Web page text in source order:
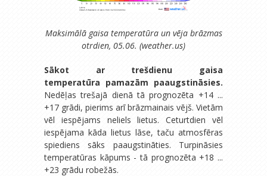
Maksimālā gaisa temperatūra un vēja brāzmas
otrdien, 05.06. (weather.us)
Sākot ar trešdienu gaisa
temperatūra pamazām paaugstināsies.
Nedēļas trešajā dienā tā prognozēta +14 ...
+17 grādi, pierims arī brāzmainais vējš. Vietām
vēl iespējams neliels lietus. Ceturtdien vēl
iespējama kāda lietus lāse, taču atmosfēras
spiediens sāks paaugstināties. Turpināsies
temperatūras kāpums - tā prognozēta +18 ...
+23 grādu robežās.